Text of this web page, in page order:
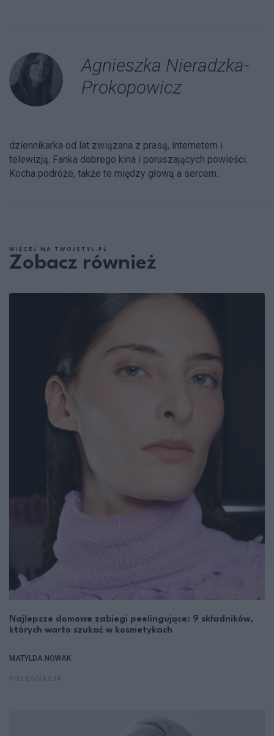
Agnieszka Nieradzka-
Prokopowicz
dziennikarka od lat związana z prasą, internetem i
telewizją. Fanka dobrego kina i poruszających powieści.
Kocha podróże, także te między głową a sercem.
WIĘCEJ NA TWOJSTYL.PL
Zobacz również
Najlepsze domowe zabiegi peelingujące: 9 składników,
których warto szukać w kosmetykach
MATYLDA NOWAK